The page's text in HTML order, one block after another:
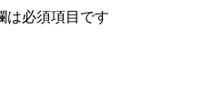
は必須項目です